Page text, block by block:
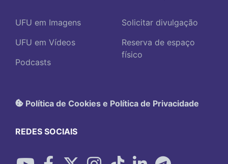
UFU em Imagens
UFU em Vídeos
Podcasts
Solicitar divulgação
Reserva de espaço
físico
Política de Cookies e Política de Privacidade
REDES SOCIAIS